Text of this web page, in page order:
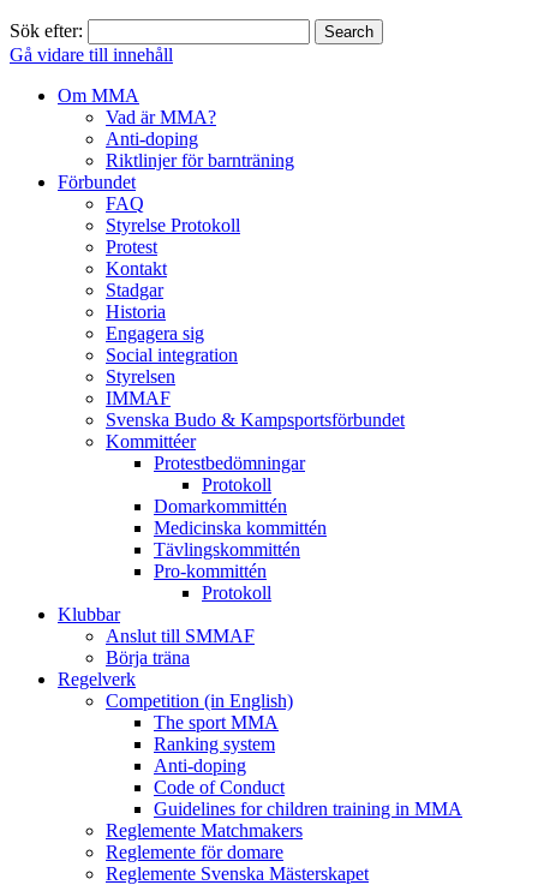
Sök efter:
Gå vidare till innehåll
Om MMA
Vad är MMA?
Anti-doping
Riktlinjer för barnträning
Förbundet
FAQ
Styrelse Protokoll
Protest
Kontakt
Stadgar
Historia
Engagera sig
Social integration
Styrelsen
IMMAF
Svenska Budo & Kampsportsförbundet
Kommittéer
Protestbedömningar
Protokoll
Domarkommittén
Medicinska kommittén
Tävlingskommittén
Pro-kommittén
Protokoll
Klubbar
Anslut till SMMAF
Börja träna
Regelverk
Competition (in English)
The sport MMA
Ranking system
Anti-doping
Code of Conduct
Guidelines for children training in MMA
Reglemente Matchmakers
Reglemente för domare
Reglemente Svenska Mästerskapet